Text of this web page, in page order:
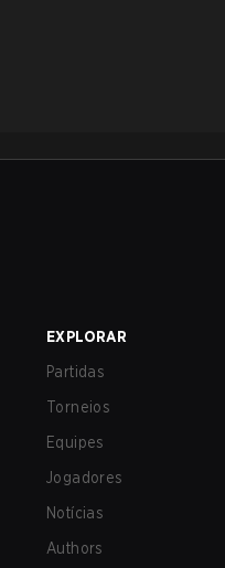
EXPLORAR
Partidas
Torneios
Equipes
Jogadores
Notícias
Authors